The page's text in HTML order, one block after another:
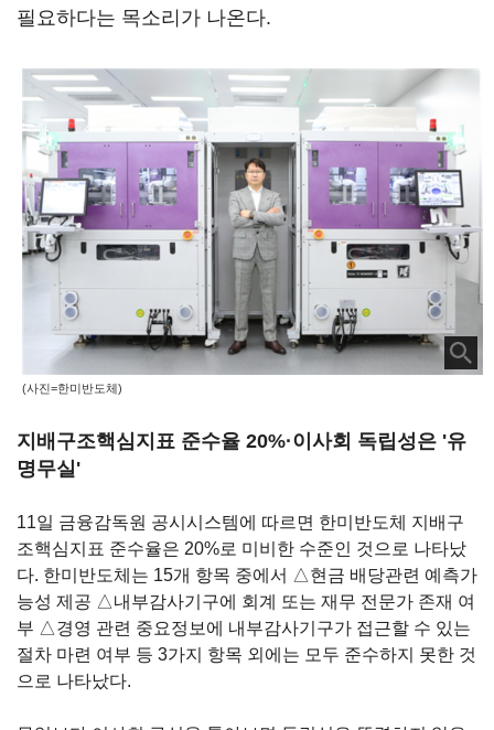
필요하다는 목소리가 나온다.
(사진=한미반도체)
지배구조핵심지표 준수율 20%·이사회 독립성은 '유
명무실'
11일 금융감독원 공시시스템에 따르면 한미반도체 지배구
조핵심지표 준수율은 20%로 미비한 수준인 것으로 나타났
다. 한미반도체는 15개 항목 중에서 △현금 배당관련 예측가
능성 제공 △내부감사기구에 회계 또는 재무 전문가 존재 여
부 △경영 관련 중요정보에 내부감사기구가 접근할 수 있는
절차 마련 여부 등 3가지 항목 외에는 모두 준수하지 못한 것
으로 나타났다.